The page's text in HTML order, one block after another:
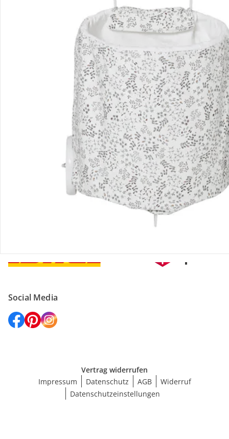
Sicher & flexibel bezahlen
Sicher einkaufen
Social Media
Vertrag widerrufen
Impressum
Datenschutz AGB
Widerruf
Datenschutzeinstellungen